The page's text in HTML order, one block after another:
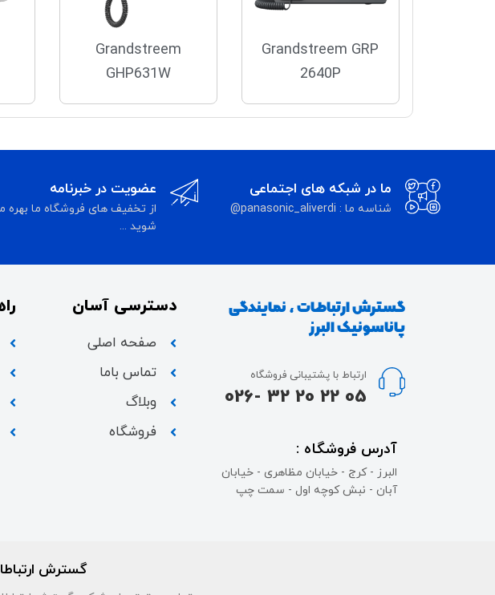
Grandstreem GRP
2640P
Grandstreem
GHP631W
ما در شبکه های اجتماعی
شناسه ما : panasonic_aliverdi@
عضویت در خبرنامه
از تخفیف های فروشگاه ما بهره
شوید ...
گسترش ارتباطات ، نمایندگی
پاناسونیک البرز
ارتباط با پشتیبانی فروشگاه
05 22 20 32 -026
آدرس فروشگاه :
البرز - کرج - خیابان مظاهری - خیابان
آبان - نبش کوچه اول - سمت چپ
دسترسی آسان
صفحه اصلی
تماس باما
وبلاگ
فروشگاه
گسترش